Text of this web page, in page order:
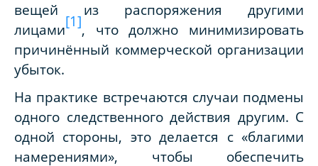
вещей из распоряжения другими
лицами[1], что должно минимизировать
причинённый коммерческой организации
убыток.
На практике встречаются случаи подмены
одного следственного действия другим. С
одной стороны, это делается с «благими
намерениями», чтобы обеспечить